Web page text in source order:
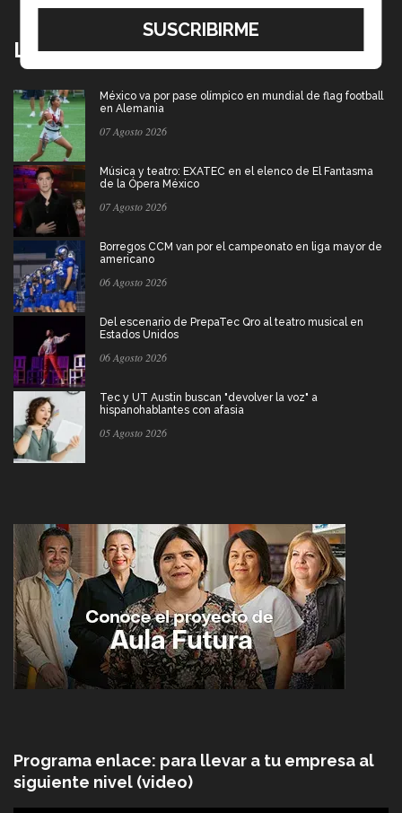
Lo más nuevo
México va por pase olímpico en mundial de flag football
en Alemania
07 Agosto 2026
Música y teatro: EXATEC en el elenco de El Fantasma
de la Ópera México
07 Agosto 2026
Borregos CCM van por el campeonato en liga mayor de
americano
06 Agosto 2026
Del escenario de PrepaTec Qro al teatro musical en
Estados Unidos
06 Agosto 2026
Tec y UT Austin buscan "devolver la voz" a
hispanohablantes con afasia
05 Agosto 2026
Programa enlace: para llevar a tu empresa al
siguiente nivel (video)